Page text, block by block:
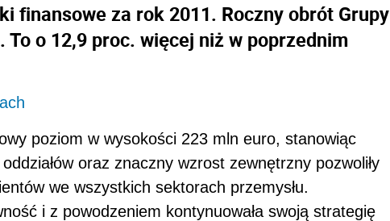
finansowe za rok 2011. Roczny obrót Grupy
To o 12,9 proc. więcej niż w poprzednim
poziom w wysokości 223 mln euro, stanowiąc
oraz znaczny wzrost zewnętrzny pozwoliły
we wszystkich sektorach przemysłu.
i z powodzeniem kontynuowała swoją strategię